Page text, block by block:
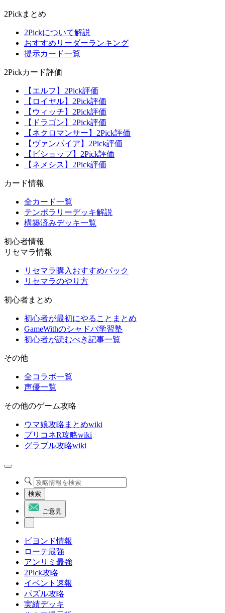
2Pickまとめ
2Pickについて解説
おすすめリーダーランキング
提示カード一覧
2Pickカード評価
【エルフ】2Pick評価
【ロイヤル】2Pick評価
【ウィッチ】2Pick評価
【ドラゴン】2Pick評価
【ネクロマンサー】2Pick評価
【ヴァンパイア】2Pick評価
【ビショップ】2Pick評価
【ネメシス】2Pick評価
カード情報
全カード一覧
テンポラリーデッキ解説
構築済みデッキ一覧
初心者情報
リセマラ情報
リセマラ購入おすすめパック
リセマラのやり方
初心者まとめ
初心者が最初にやることまとめ
GameWithのシャドバ学習塾
初心者が読むべき記事一覧
その他
全コラボ一覧
声優一覧
その他のゲーム攻略
ウマ娘攻略まとめwiki
プリコネR攻略wiki
グラブル攻略wiki
検索
ご意見
ビヨンド情報
ローテ最強
アンリミ最強
2Pick攻略
イベント速報
パズル攻略
実績デッキ